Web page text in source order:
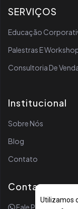
SERVIÇOS
Educação
Palestras E
Consultoria De
Institucional
Sobre Nós
Blog
Contato
Contato
Fale Por WhatsApp
Utilizamos